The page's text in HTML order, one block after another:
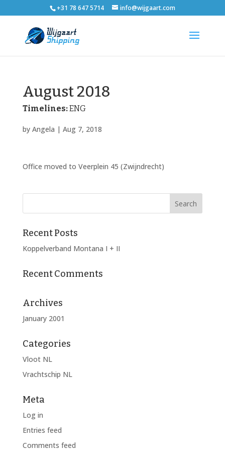
+31 78 647 5714 info@wijgaart.com
August 2018
Timelines:ENG
by Angela | Aug 7, 2018
Office moved to Veerplein 45 (Zwijndrecht)
Recent Posts
Koppelverband Montana I + II
Recent Comments
Archives
January 2001
Categories
Vloot NL
Vrachtschip NL
Meta
Log in
Entries feed
Comments feed